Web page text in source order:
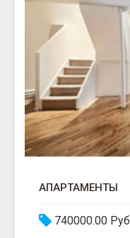
АПАРТАМЕНТЫ
740000.00 Руб